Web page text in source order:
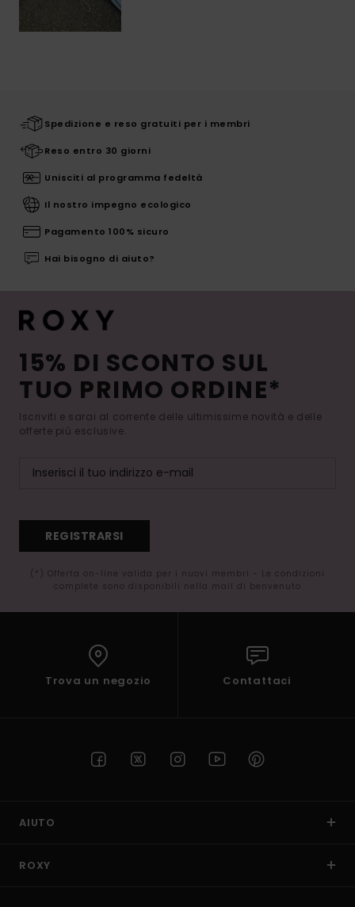
Spedizione e reso gratuiti per i membri
Reso entro 30 giorni
Unisciti al programma fedeltà
Il nostro impegno ecologico
Pagamento 100% sicuro
Hai bisogno di aiuto?
15% DI SCONTO SUL
TUO PRIMO ORDINE*
Iscriviti e sarai al corrente delle ultimissime novità e delle
offerte più esclusive.
REGISTRARSI
(*) Offerta on-line valida per i nuovi membri - Le condizioni
complete sono disponibili nella mail di benvenuto
Trova un negozio Contattaci
AIUTO
ROXY